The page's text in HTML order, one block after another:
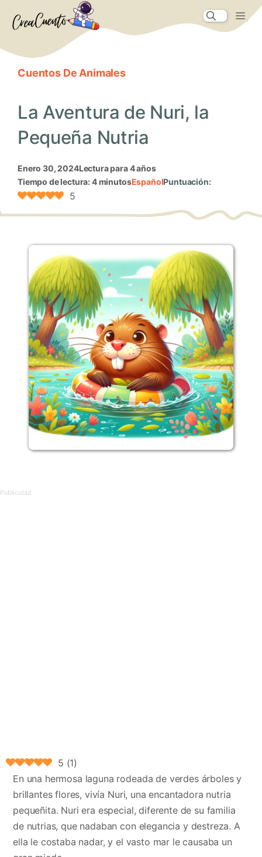
Cuentos De Animales
La Aventura de Nuri, la
Pequeña Nutria
enero 30, 2024Lectura para 4 años
Tiempo de lectura: 4 minutosEspañolPuntuación:
5
5 (1)
En una hermosa laguna rodeada de verdes árboles y
brillantes flores, vivía Nuri, una encantadora nutria
pequeñita. Nuri era especial, diferente de su familia
de nutrias, que nadaban con elegancia y destreza. A
ella le costaba nadar, y el vasto mar le causaba un